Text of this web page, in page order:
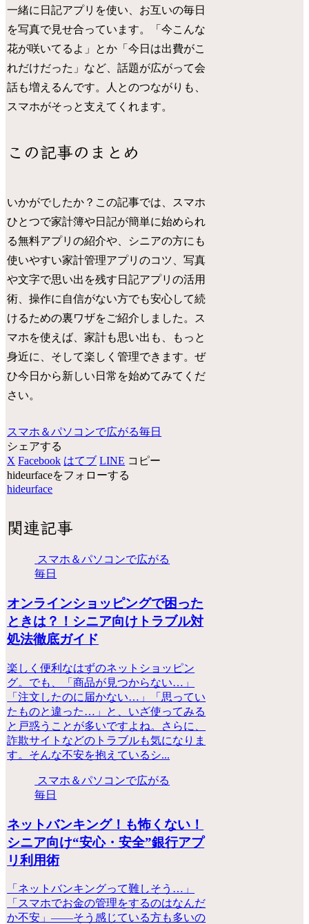
一緒に日記アプリを使い、お互いの毎日
を写真で見せ合っています。「今こんな
花が咲いてるよ」とか「今日は出費がこ
れだけだった」など、話題が広がって会
話も増えるんです。人とのつながりも、
スマホがそっと支えてくれます。
この記事のまとめ
いかがでしたか？この記事では、スマホ
ひとつで家計簿や日記が簡単に始められ
る無料アプリの紹介や、シニアの方にも
使いやすい家計管理アプリのコツ、写真
や文字で思い出を残す日記アプリの活用
術、操作に自信がない方でも安心して続
けるための裏ワザをご紹介しました。ス
マホを使えば、家計も思い出も、もっと
身近に、そして楽しく管理できます。ぜ
ひ今日から新しい日常を始めてみてくだ
さい。
スマホ＆パソコンで広がる毎日
シェアする
X Facebook はてブ LINE コピー
hideurfaceをフォローする
hideurface
関連記事
スマホ＆パソコンで広がる
毎日
オンラインショッピングで困った
ときは？！シニア向けトラブル対
処法徹底ガイド
楽しく便利なはずのネットショッピン
グ。でも、「商品が見つからない…」
「注文したのに届かない…」「思ってい
たものと違った…」と、いざ使ってみる
と戸惑うことが多いですよね。さらに、
詐欺サイトなどのトラブルも気になりま
す。そんな不安を抱えているシ...
スマホ＆パソコンで広がる
毎日
ネットバンキング！も怖くない！
シニア向け“安心・安全”銀行アプ
リ利用術
「ネットバンキングって難しそう…」
「スマホでお金の管理をするのはなんだ
か不安」――そう感じている方も多いの